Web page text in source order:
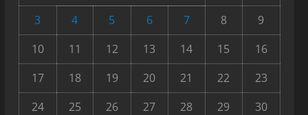
3
4 5 6 7 8
9
10
11 12 13 14 15
16
17
18 19 20 21 22
23
24
25 26 27 28 29 30